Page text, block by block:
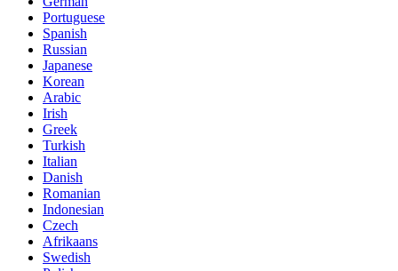
Portuguese
Spanish
Russian
Japanese
Korean
Arabic
Irish
Greek
Turkish
Italian
Danish
Romanian
Indonesian
Czech
Afrikaans
Swedish